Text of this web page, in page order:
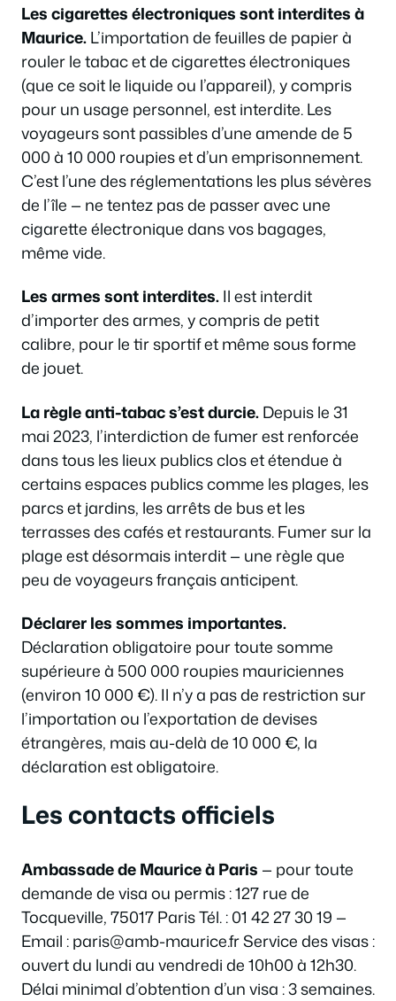
Les cigarettes électroniques sont interdites à
Maurice.L’importation de feuilles de papier à
rouler le tabac et de cigarettes électroniques
(que ce soit le liquide ou l’appareil), y compris
pour un usage personnel, est interdite. Les
voyageurs sont passibles d’une amende de 5
000 à 10 000 roupies et d’un emprisonnement.
C’est l’une des réglementations les plus sévères
de l’île — ne tentez pas de passer avec une
cigarette électronique dans vos bagages,
même vide.
Les armes sont interdites.Il est interdit
d’importer des armes, y compris de petit
calibre, pour le tir sportif et même sous forme
de jouet.
La règle anti-tabac s’est durcie.Depuis le 31
mai 2023, l’interdiction de fumer est renforcée
dans tous les lieux publics clos et étendue à
certains espaces publics comme les plages, les
parcs et jardins, les arrêts de bus et les
terrasses des cafés et restaurants. Fumer sur la
plage est désormais interdit — une règle que
peu de voyageurs français anticipent.
Déclarer les sommes importantes.
Déclaration obligatoire pour toute somme
supérieure à 500 000 roupies mauriciennes
(environ 10 000 €). Il n’y a pas de restriction sur
l’importation ou l’exportation de devises
étrangères, mais au-delà de 10 000 €, la
déclaration est obligatoire.
Les contacts officiels
Ambassade de Maurice à Paris — pour toute
demande de visa ou permis : 127 rue de
Tocqueville, 75017 Paris Tél. : 01 42 27 30 19 —
Email : paris@amb-maurice.fr Service des visas :
ouvert du lundi au vendredi de 10h00 à 12h30.
Délai minimal d’obtention d’un visa : 3 semaines.